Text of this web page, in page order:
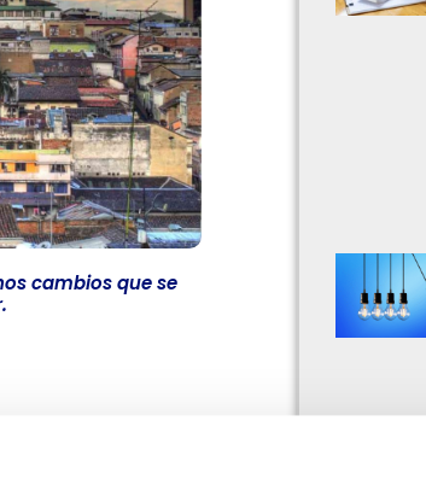
cambios que se
a que esto te
conocer los